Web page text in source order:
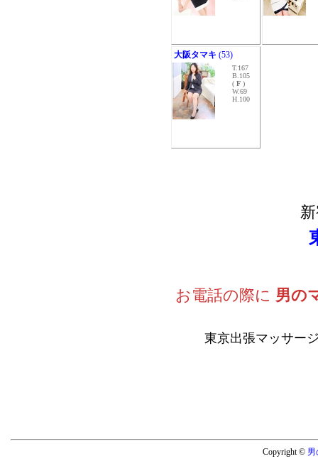
大阪タマキ (53)
T.167
B.105
( F )
W.69
H.100
お電話の際に 男の
東京出張マッサー
Copyright © 男